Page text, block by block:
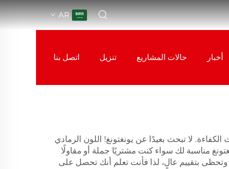
AR
أخبار حالات المشاريع تنزيل اتصل بنا
لا تبحث بعيدًا عن يونغتونغ! اللون الرمادي
مناسبة لك سواء كنت مشتريًا جملة أو مقاولًا
بتقييم عالٍ، لذا فأنت تعلم أنك تحصل على